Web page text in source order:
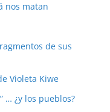
nos matan
de sus
Violeta Kiwe
… ¿y los pueblos?